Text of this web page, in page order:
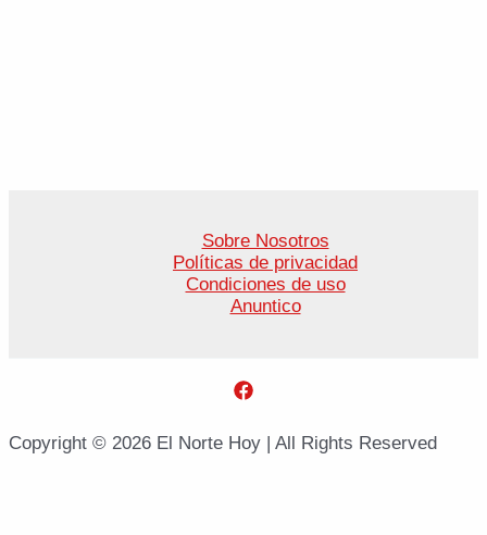
Sobre Nosotros
Políticas de privacidad
Condiciones de uso
Anuntico
Copyright © 2026 El Norte Hoy | All Rights Reserved